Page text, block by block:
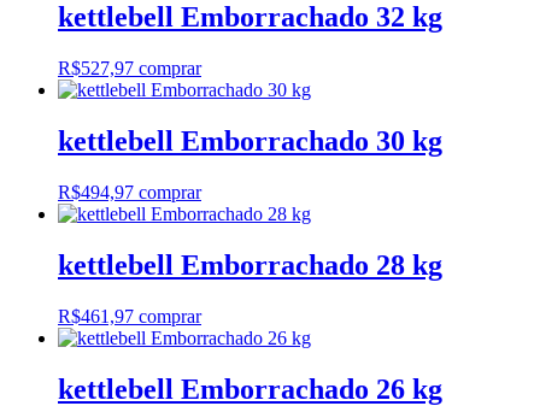
kettlebell Emborrachado 32 kg
R$527,97 comprar
kettlebell Emborrachado 30 kg
R$494,97 comprar
kettlebell Emborrachado 28 kg
R$461,97 comprar
kettlebell Emborrachado 26 kg